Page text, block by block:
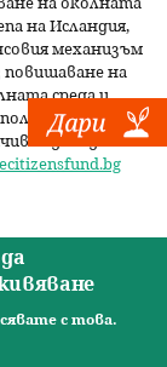
на Исландия,
механизъм
повишаване на
среда и
да
използване
нас
Екип
с това.